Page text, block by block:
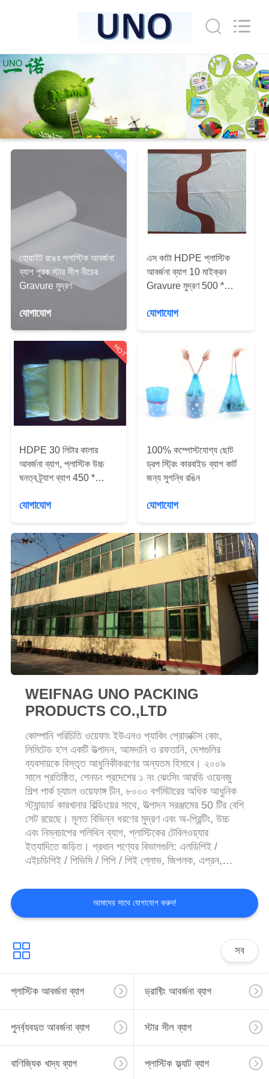
বাড়ি
আমাদের
কারখানা
মান
নিয়ন্ত্রণ
যোগাযোগ
করুন
খবর
সাইট
ম্যাপ
PRIVACY
POLICY
NEW
হোয়াইট রঙের প্লাস্টিক আবর্জনা
ব্যাগ পূরক স্টার সীল নীচের
Gravure মুদ্রণ
যোগাযোগ
এস কাটা HDPE প্লাস্টিক
আবর্জনা ব্যাগ 10 মাইক্রন
Gravure মুদ্রণ 500 *
যোগাযোগ
HOT
HDPE 30 লিটার কালার
আবর্জনা ব্যাগ, প্লাস্টিক উচ্চ
ঘনত্ব ট্র্যাশ ব্যাগ 450 *
যোগাযোগ
100% কম্পোস্টযোগ্য ছোট
ড্রপ স্ট্রিং কারবাইড ব্যাগ কার্ট
জন্য সুগন্ধি রঙিন
যোগাযোগ
WEIFNAG UNO PACKING
PRODUCTS CO.,LTD
কোম্পানি পরিচিতি ওয়েফাং ইউএনও প্যাকিং প্রোডাক্টস কোং,
লিমিটেড হ'ল একটি উত্পাদন, আমদানি ও রফতানি, দেশগুলির
ব্যবসায়কে বিস্তৃত আধুনিকীকরণের অন্যতম হিসাবে। ২০০৯
সালে প্রতিষ্ঠিত, শেনডং প্রদেশের ১ নং ঝেংসিং আরডি ওয়েনজু
শিল্প পার্ক চ্যাংল ওয়েফাঙ্গ চীন, ৮০০০ বর্গমিটারের অধিক আধুনিক
স্ট্যান্ডার্ড কারখানার বিল্ডিংয়ের সাথে, উত্পাদন সরঞ্জামের 50 টির বেশি
সেট রয়েছে। মূলত বিভিন্ন ধরণের মুদ্রণ এবং অ-প্রিন্টিং, উচ্চ
এবং নিম্নচাপের পলিথিন ব্যাগ, প্লাস্টিকের টেবিলওয়্যার
ইত্যাদিতে জড়িত। প্রধান পণ্যের বিভাগগুলি: এলডিপিই /
এইচডিপিই / পিভিসি / পিপি / পিই গ্লোভ, জিপলক, এপ্রন,
আমাদের সাথে যোগাযোগ করুন!
সব
প্লাস্টিক আবর্জনা ব্যাগ ড্রাফ্টিং আবর্জনা ব্যাগ
পুনর্ব্যবহৃত আবর্জনা ব্যাগ স্টার সীল ব্যাগ
বাণিজ্যিক খাদ্য ব্যাগ প্লাস্টিক ফ্ল্যাট ব্যাগ